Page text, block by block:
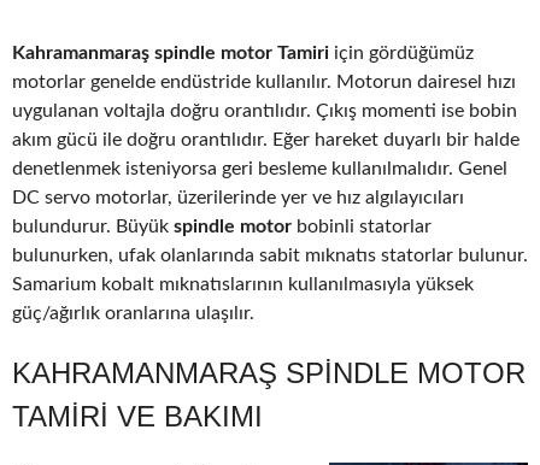
Kahramanmaraş spindle motor Tamiri için gördüğümüz
motorlar genelde endüstride kullanılır. Motorun dairesel hızı
uygulanan voltajla doğru orantılıdır. Çıkış momenti ise bobin
akım gücü ile doğru orantılıdır. Eğer hareket duyarlı bir halde
denetlenmek isteniyorsa geri besleme kullanılmalıdır. Genel
DC servo motorlar, üzerilerinde yer ve hız algılayıcıları
bulundurur. Büyük spindle motor bobinli statorlar
bulunurken, ufak olanlarında sabit mıknatıs statorlar bulunur.
Samarium kobalt mıknatıslarının kullanılmasıyla yüksek
güç/ağırlık oranlarına ulaşılır.
KAHRAMANMARAŞ SPINDLE MOTOR
TAMIRI VE BAKIMI